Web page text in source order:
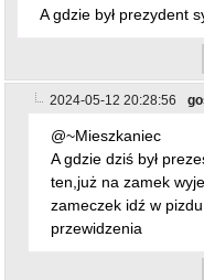
A gdzie był prezydent
2024-05-12 20:28:56
@~Mieszkaniec
A gdzie dziś był
ten,już na zamek
zameczek idź w
przewidzenia